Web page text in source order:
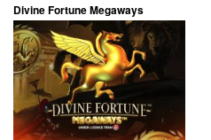
Divine Fortune Megaways